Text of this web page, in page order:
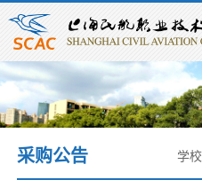
采购公告 学